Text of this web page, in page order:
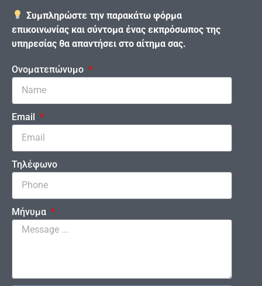
Συμπληρώστε την παρακάτω φόρμα
επικοινωνίας και σύντομα ένας εκπρόσωπος της
υπηρεσίας θα απαντήσει στο αίτημα σας.
Ονοματεπώνυμο
Email
Τηλέφωνο
Μήνυμα